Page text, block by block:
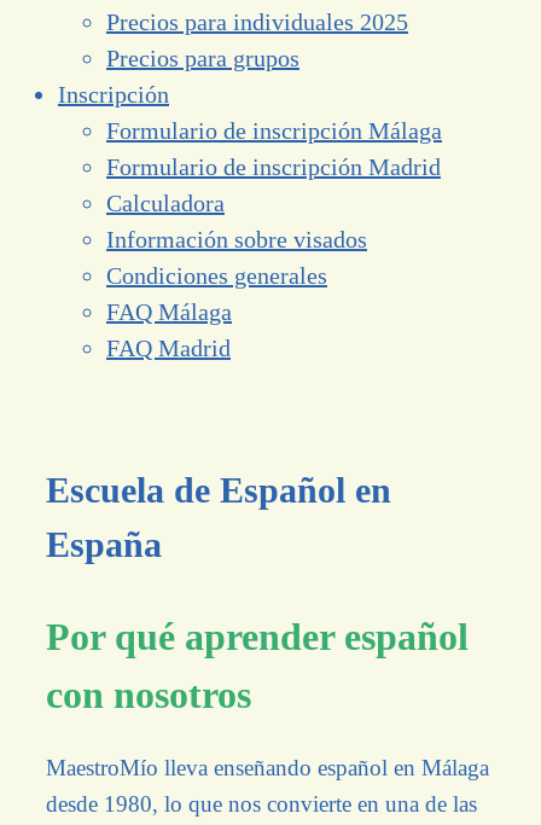
Precios para individuales 2025
Precios para grupos
Inscripción
Formulario de inscripción Málaga
Formulario de inscripción Madrid
Calculadora
Información sobre visados
Condiciones generales
FAQ Málaga
FAQ Madrid
Escuela de Español en
España
Por qué aprender español
con nosotros
MaestroMío lleva enseñando español en Málaga
desde 1980, lo que nos convierte en una de las